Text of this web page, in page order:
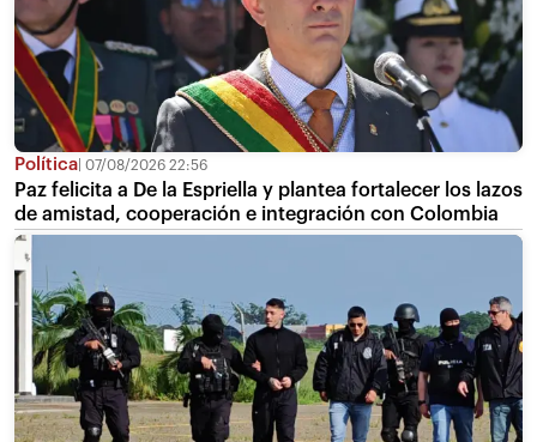
Política 07/08/2026 22:56
Paz felicita a De la Espriella y plantea fortalecer los lazos
de amistad, cooperación e integración con Colombia